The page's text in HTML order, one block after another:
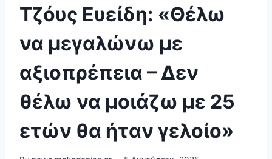
Τζόυς Ευείδη: «Θέλω
να μεγαλώνω με
αξιοπρέπεια – Δεν
θέλω να μοιάζω με 25
ετών θα ήταν γελοίο»